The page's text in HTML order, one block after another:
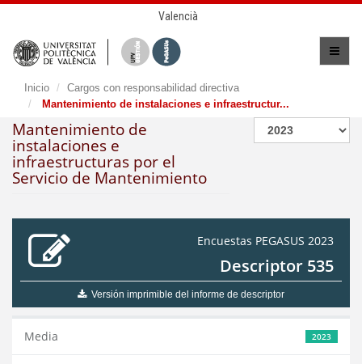
Valencià
Inicio
Cargos con responsabilidad directiva
Mantenimiento de instalaciones e infraestructur...
Mantenimiento de
instalaciones e
infraestructuras por el
Servicio de Mantenimiento
Encuestas PEGASUS 2023
Descriptor 535
Versión imprimible del informe de descriptor
2023
Media